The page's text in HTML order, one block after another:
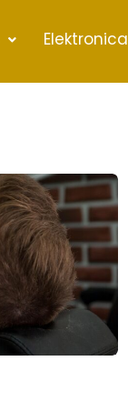
Elektronica